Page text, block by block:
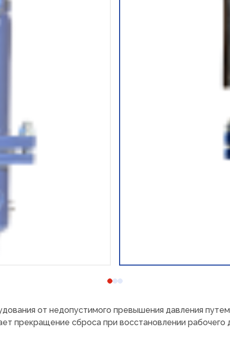
от недопустимого превышения давления
прекращение сброса при восстановлении рабочего